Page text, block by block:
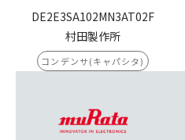
DE2E3SA102MN3AT02F
村田製作所
コンデンサ(キャパシタ)